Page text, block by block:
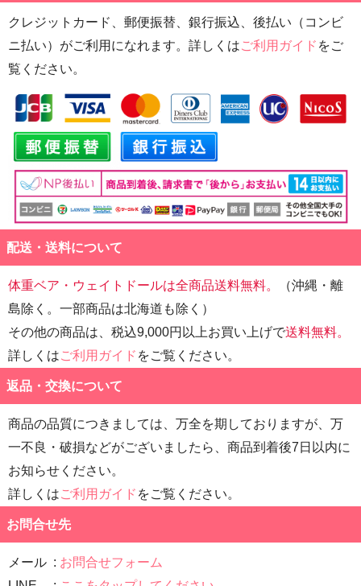
クレジットカード、郵便振替、銀行振込、後払い（コンビ
ニ払い）がご利用になれます。詳しくはご利用ガイド をご
覧ください。
配送・送料について
体重ベア・ウェイトドールは全商品送料無料。
（沖縄・離
島除く。一部商品は北海道も除く）
その他の商品は、税込9,000円以上お買い上げで送料無料。
詳しくはご利用ガイド をご覧ください。
返品・交換について
商品の品質につきましては、万全を期しておりますが、万
一不良・破損などがございましたら、商品到着後7日以内に
お知らせください。
詳しくはご利用ガイド をご覧ください。
お問合せ先
メール
お問合せフォーム